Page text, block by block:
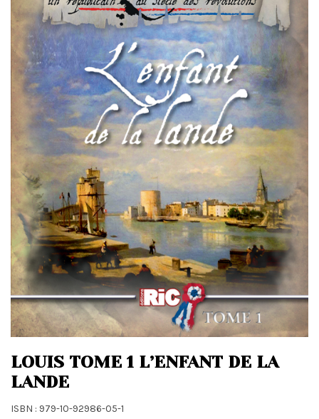
LOUIS TOME 1 L’ENFANT DE LA
LANDE
ISBN : 979-10-92986-05-1